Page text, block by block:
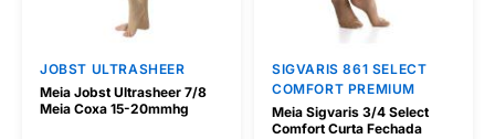
JOBST ULTRASHEER
Meia Jobst Ultrasheer 7/8
Meia Coxa 15-20mmhg
SIGVARIS 861 SELECT
COMFORT PREMIUM
Meia Sigvaris 3/4 Select
Comfort Curta Fechada